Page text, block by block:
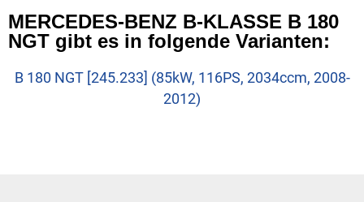
MERCEDES-BENZ B-KLASSE B 180
NGT gibt es in folgende Varianten:
B 180 NGT [245.233] (85kW, 116PS, 2034ccm, 2008-
2012)